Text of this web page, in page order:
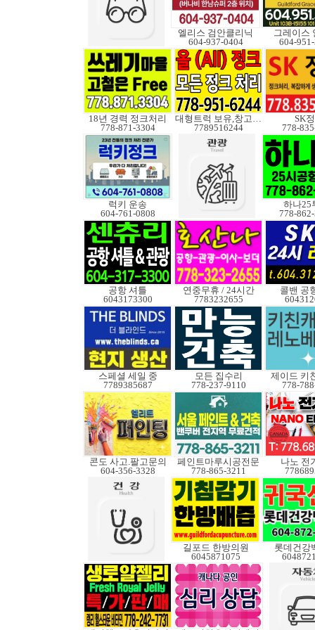
엘리스 검안클리닉
604-937-0404
그레이스
604-
18년 경력 정크처리
778-871-3304
대형트럭 보유,창고보관
7789516244
SK
778-
럭키 운송
604-761-0808
하나25
778-
공항 셔틀
6043173300
연중무휴 / 24시간
7783232655
콜밴 공
스페셜 세일 중
7789385687
모든 집수리
778-237-9110
제이드 키
778-
콘도 사고.팔고문의
604-356-3328
페인트마루시공전문
778-865-3211
나노 전
길포드 한방의원
6045871075
롯데건강